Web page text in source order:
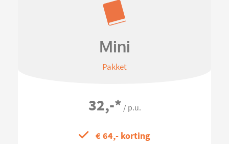
Mini
Pakket
32,-* / p.u.
€ 64,- korting